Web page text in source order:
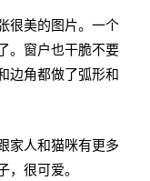
很美的图片。一个
。窗户也干脆不要
边角都做了弧形和
家人和猫咪有更多
很可爱。